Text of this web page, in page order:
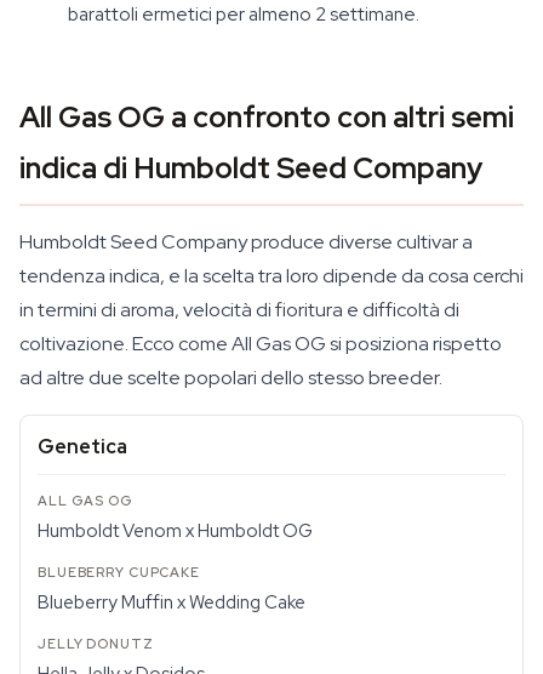
barattoli ermetici per almeno 2 settimane.
All Gas OG a confronto con altri semi
indica di Humboldt Seed Company
Humboldt Seed Company produce diverse cultivar a
tendenza indica, e la scelta tra loro dipende da cosa cerchi
in termini di aroma, velocità di fioritura e difficoltà di
coltivazione. Ecco come All Gas OG si posiziona rispetto
ad altre due scelte popolari dello stesso breeder.
Genetica
Humboldt Venom x Humboldt OG
Blueberry Muffin x Wedding Cake